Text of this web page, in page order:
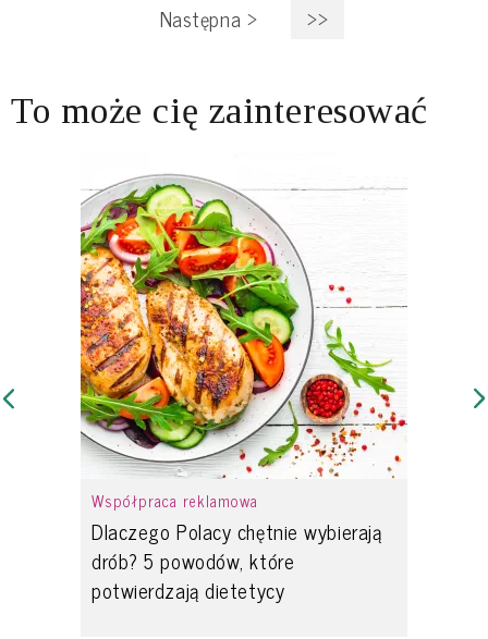
Następna > >>
To może cię zainteresować
Współpraca reklamowa
Dlaczego Polacy chętnie wybierają
drób? 5 powodów, które
potwierdzają dietetycy